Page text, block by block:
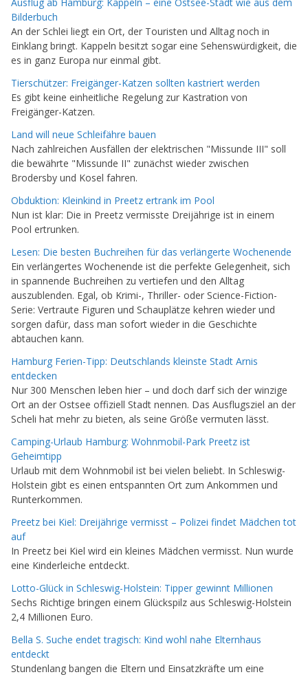
Bilderbuch
An der Schlei liegt ein Ort, der Touristen und Alltag noch in
Einklang bringt. Kappeln besitzt sogar eine Sehenswürdigkeit, die
es in ganz Europa nur einmal gibt.
Tierschützer: Freigänger-Katzen sollten kastriert werden
Es gibt keine einheitliche Regelung zur Kastration von
Freigänger-Katzen.
Land will neue Schleifähre bauen
Nach zahlreichen Ausfällen der elektrischen "Missunde III" soll
die bewährte "Missunde II" zunächst wieder zwischen
Brodersby und Kosel fahren.
Obduktion: Kleinkind in Preetz ertrank im Pool
Nun ist klar: Die in Preetz vermisste Dreijährige ist in einem
Pool ertrunken.
Lesen: Die besten Buchreihen für das verlängerte Wochenende
Ein verlängertes Wochenende ist die perfekte Gelegenheit, sich
in spannende Buchreihen zu vertiefen und den Alltag
auszublenden. Egal, ob Krimi-, Thriller- oder Science-Fiction-
Serie: Vertraute Figuren und Schauplätze kehren wieder und
sorgen dafür, dass man sofort wieder in die Geschichte
abtauchen kann.
Hamburg Ferien-Tipp: Deutschlands kleinste Stadt Arnis
entdecken
Nur 300 Menschen leben hier – und doch darf sich der winzige
Ort an der Ostsee offiziell Stadt nennen. Das Ausflugsziel an der
Scheli hat mehr zu bieten, als seine Größe vermuten lässt.
Camping-Urlaub Hamburg: Wohnmobil-Park Preetz ist
Geheimtipp
Urlaub mit dem Wohnmobil ist bei vielen beliebt. In Schleswig-
Holstein gibt es einen entspannten Ort zum Ankommen und
Runterkommen.
Preetz bei Kiel: Dreijährige vermisst – Polizei findet Mädchen tot
auf
In Preetz bei Kiel wird ein kleines Mädchen vermisst. Nun wurde
eine Kinderleiche entdeckt.
Lotto-Glück in Schleswig-Holstein: Tipper gewinnt Millionen
Sechs Richtige bringen einem Glückspilz aus Schleswig-Holstein
2,4 Millionen Euro.
Bella S. Suche endet tragisch: Kind wohl nahe Elternhaus
entdeckt
Stundenlang bangen die Eltern und Einsatzkräfte um eine